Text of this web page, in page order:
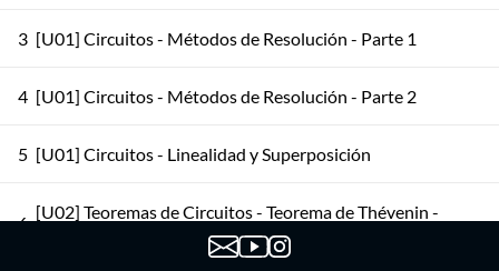
3 [U01] Circuitos - Métodos de Resolución - Parte 1
4 [U01] Circuitos - Métodos de Resolución - Parte 2
5 [U01] Circuitos - Linealidad y Superposición
6 [U02] Teoremas de Circuitos - Teorema de Thévenin -